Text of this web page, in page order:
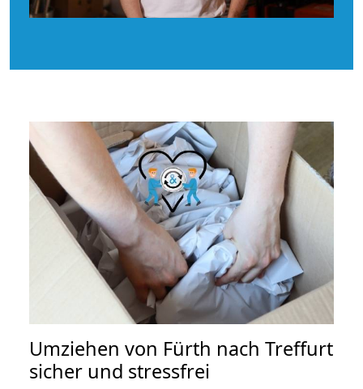
Umziehen von Fürth nach Treffurt
sicher und stressfrei